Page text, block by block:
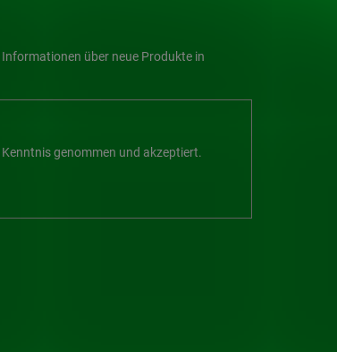
über neue Produkte in
Kenntnis genommen und akzeptiert.